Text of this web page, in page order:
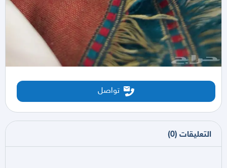
تواصل
التعليقات (
0
)